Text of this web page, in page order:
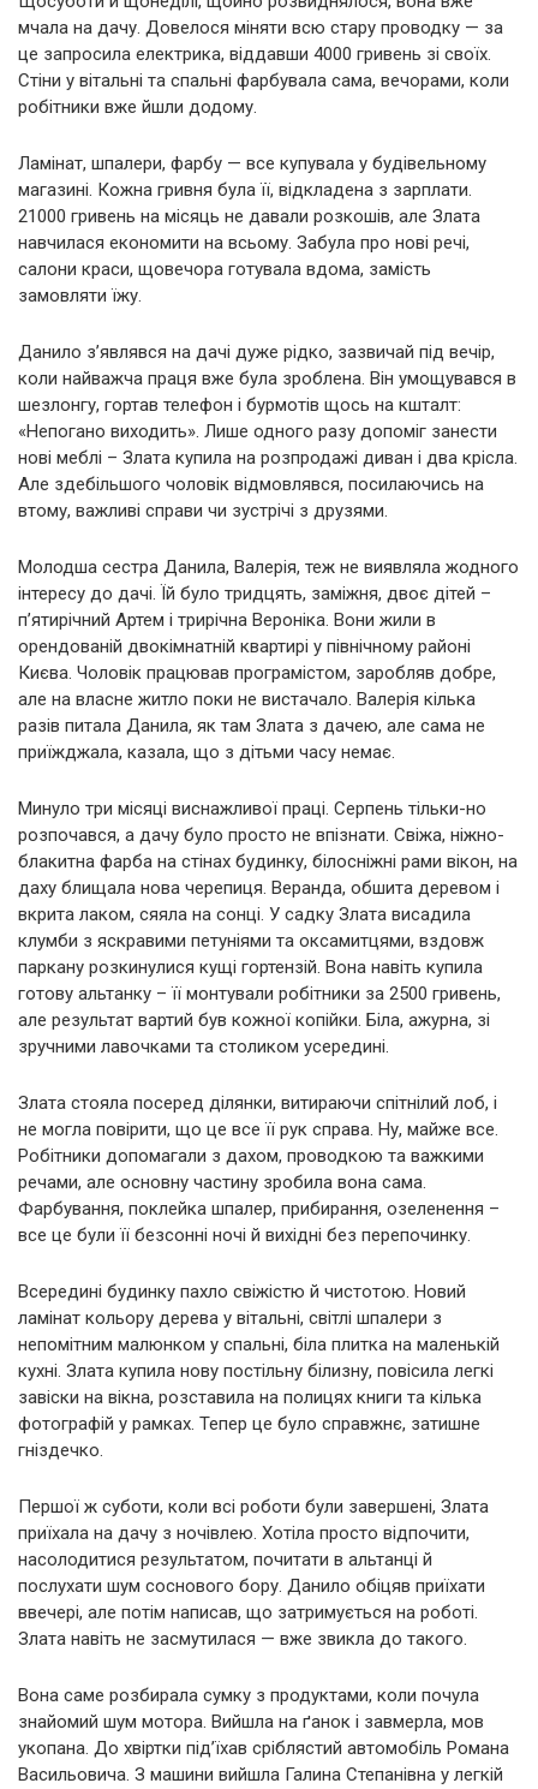
мчала на дачу. Довелося міняти всю стару проводку — за
це запросила електрика, віддавши 4000 гривень зі своїх.
Стіни у вітальні та спальні фарбувала сама, вечорами, коли
робітники вже йшли додому.
Ламінат, шпалери, фарбу — все купувала у будівельному
магазині. Кожна гривня була її, відкладена з зарплати.
21000 гривень на місяць не давали розкошів, але Злата
навчилася економити на всьому. Забула про нові речі,
салони краси, щовечора готувала вдома, замість
замовляти їжу.
Данило з’являвся на дачі дуже рідко, зазвичай під вечір,
коли найважча праця вже була зроблена. Він умощувався в
шезлонгу, гортав телефон і бурмотів щось на кшталт:
«Непогано виходить». Лише одного разу допоміг занести
нові меблі – Злата купила на розпродажі диван і два крісла.
Але здебільшого чоловік відмовлявся, посилаючись на
втому, важливі справи чи зустрічі з друзями.
Молодша сестра Данила, Валерія, теж не виявляла жодного
інтересу до дачі. Їй було тридцять, заміжня, двоє дітей –
п’ятирічний Артем і трирічна Вероніка. Вони жили в
орендованій двокімнатній квартирі у північному районі
Києва. Чоловік працював програмістом, заробляв добре,
але на власне житло поки не вистачало. Валерія кілька
разів питала Данила, як там Злата з дачею, але сама не
приїжджала, казала, що з дітьми часу немає.
Минуло три місяці виснажливої праці. Серпень тільки-но
розпочався, а дачу було просто не впізнати. Свіжа, ніжно-
блакитна фарба на стінах будинку, білосніжні рами вікон, на
даху блищала нова черепиця. Веранда, обшита деревом і
вкрита лаком, сяяла на сонці. У садку Злата висадила
клумби з яскравими петуніями та оксамитцями, вздовж
паркану розкинулися кущі гортензій. Вона навіть купила
готову альтанку – її монтували робітники за 2500 гривень,
але результат вартий був кожної копійки. Біла, ажурна, зі
зручними лавочками та столиком усередині.
Злата стояла посеред ділянки, витираючи спітнілий лоб, і
не могла повірити, що це все її рук справа. Ну, майже все.
Робітники допомагали з дахом, проводкою та важкими
речами, але основну частину зробила вона сама.
Фарбування, поклейка шпалер, прибирання, озеленення –
все це були її безсонні ночі й вихідні без перепочинку.
Всередині будинку пахло свіжістю й чистотою. Новий
ламінат кольору дерева у вітальні, світлі шпалери з
непомітним малюнком у спальні, біла плитка на маленькій
кухні. Злата купила нову постільну білизну, повісила легкі
завіски на вікна, розставила на полицях книги та кілька
фотографій у рамках. Тепер це було справжнє, затишне
гніздечко.
Першої ж суботи, коли всі роботи були завершені, Злата
приїхала на дачу з ночівлею. Хотіла просто відпочити,
насолодитися результатом, почитати в альтанці й
послухати шум соснового бору. Данило обіцяв приїхати
ввечері, але потім написав, що затримується на роботі.
Злата навіть не засмутилася — вже звикла до такого.
Вона саме розбирала сумку з продуктами, коли почула
знайомий шум мотора. Вийшла на ґанок і завмерла, мов
укопана. До хвіртки під’їхав сріблястий автомобіль Романа
Васильовича. З машини вийшла Галина Степанівна у легкій